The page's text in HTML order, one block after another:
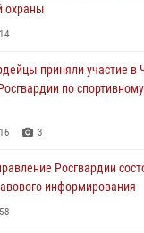
охраны
приняли участие в
по
3
Росгвардии
информирования